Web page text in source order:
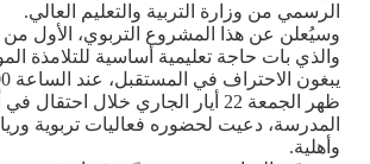
الرسمي من وزارة التربية والتعليم العالي.
وسيُعلن عن هذا المشروع التربوي، الأول من
والذي بات حاجة تعليمية أساسية للتلامذة
ظهر الجمعة 22 أيار الجاري خلال
المدرسة، دعيت لحضوره فعاليات تربوية
وأهلية.